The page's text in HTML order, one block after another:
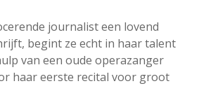
journalist een lovend
begint ze echt in haar talent
van een oude operazanger
haar eerste recital voor groot